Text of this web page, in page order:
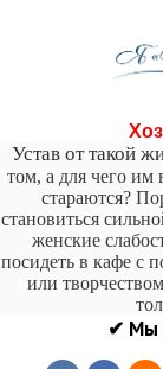
-- Лучшее, что можно
никогда
-- Люблю
Устав от такой
том, а для чего им
стараются?
становиться
женские
посидеть в кафе с
или
✔ Мы